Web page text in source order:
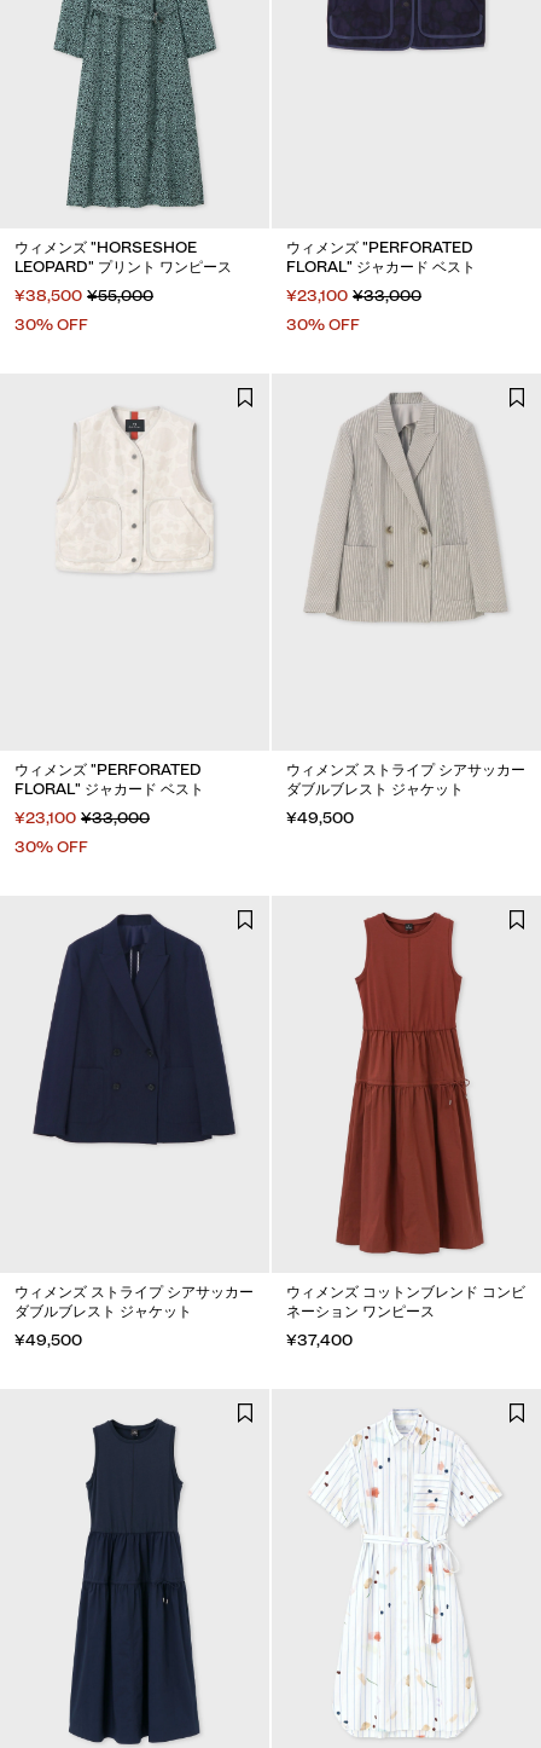
ウィメンズ "HORSESHOE
LEOPARD" プリント ワンピース
¥38,500 ¥55,000
30% OFF
ウィメンズ "PERFORATED
FLORAL" ジャカード ベスト
¥23,100 ¥33,000
30% OFF
ウィメンズ "PERFORATED
FLORAL" ジャカード ベスト
¥23,100 ¥33,000
30% OFF
ウィメンズ ストライプ シアサッカー
ダブルブレスト ジャケット
¥49,500
ウィメンズ ストライプ シアサッカー
ダブルブレスト ジャケット
¥49,500
ウィメンズ コットンブレンド コンビ
ネーション ワンピース
¥37,400